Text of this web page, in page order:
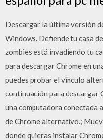
Descargar la última versión
Windows. Defiende tu casa
zombies está invadiendo tu
para descargar Chrome en
puedes probar el vínculo
continuación para descargar
una computadora conectada
de Chrome alternativo.;
donde quieras instalar